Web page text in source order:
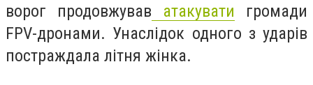
ворог продовжував атакувати громади
FPV-дронами. Унаслідок одного з ударів
постраждала літня жінка.